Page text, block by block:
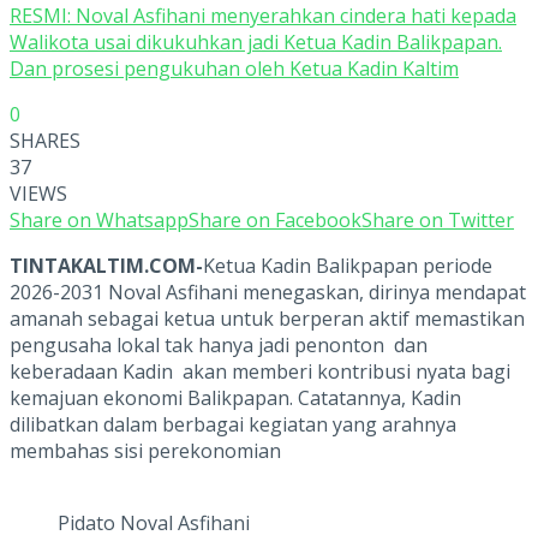
RESMI: Noval Asfihani menyerahkan cindera hati kepada
Walikota usai dikukuhkan jadi Ketua Kadin Balikpapan.
Dan prosesi pengukuhan oleh Ketua Kadin Kaltim
0
SHARES
37
VIEWS
Share on WhatsappShare on FacebookShare on Twitter
TINTAKALTIM.COM-Ketua Kadin Balikpapan periode
2026-2031 Noval Asfihani menegaskan, dirinya mendapat
amanah sebagai ketua untuk berperan aktif memastikan
pengusaha lokal tak hanya jadi penonton dan
keberadaan Kadin akan memberi kontribusi nyata bagi
kemajuan ekonomi Balikpapan. Catatannya, Kadin
dilibatkan dalam berbagai kegiatan yang arahnya
membahas sisi perekonomian
Pidato Noval Asfihani